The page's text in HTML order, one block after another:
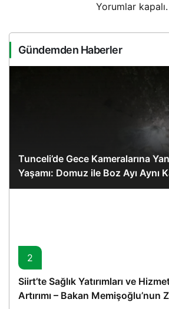
Yorumlar kapalı.
Gündemden Haberler
Tunceli’de Gece Kameralarına
Yaşamı: Domuz ile Boz Ayı Aynı
2
Siirt’te Sağlık Yatırımları ve
Artırımı – Bakan Memişoğlu’nun